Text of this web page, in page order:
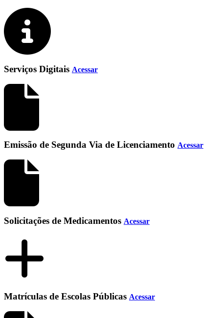
Serviços Digitais Acessar
Emissão de Segunda Via de Licenciamento Acessar
Solicitações de Medicamentos Acessar
Matrículas de Escolas Públicas Acessar